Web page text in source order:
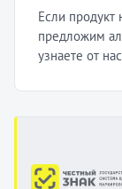
Если
предложим
узнаете от